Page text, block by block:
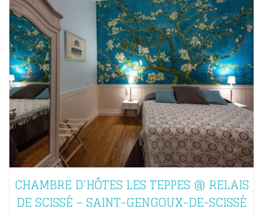
CHAMBRE D’HÔTES LES TEPPES @ RELAIS
DE SCISSÉ – SAINT-GENGOUX-DE-SCISSÉ